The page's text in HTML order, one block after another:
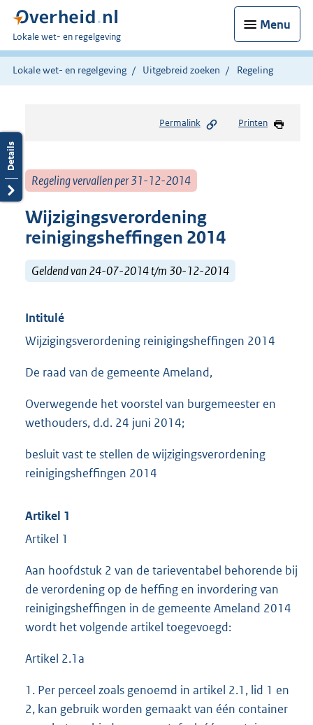
Menu
U
bent
hier:
Lokale wet- en regelgeving
Lokale wet- en regelgeving Uitgebreid zoeken Regeling
Permalink Printen
Regeling vervallen per 31-12-2014
Wijzigingsverordening
reinigingsheffingen 2014
Geldend van 24-07-2014 t/m 30-12-2014
Intitulé
Wijzigingsverordening reinigingsheffingen 2014
De raad van de gemeente Ameland,
Overwegende het voorstel van burgemeester en
wethouders, d.d. 24 juni 2014;
besluit vast te stellen de wijzigingsverordening
reinigingsheffingen 2014
Artikel 1
Artikel 1
Aan hoofdstuk 2 van de tarieventabel behorende bij
de verordening op de heffing en invordering van
reinigingsheffingen in de gemeente Ameland 2014
wordt het volgende artikel toegevoegd:
Artikel 2.1a
1. Per perceel zoals genoemd in artikel 2.1, lid 1 en
2, kan gebruik worden gemaakt van één container